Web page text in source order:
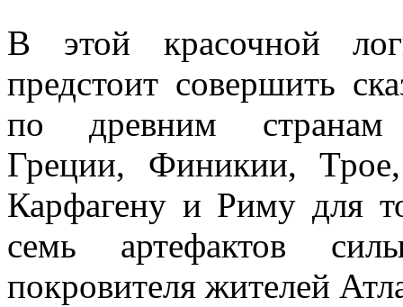
В этой красочной
предстоит совершить
по древним странам
Греции, Финикии,
Карфагену и Риму для
семь артефактов
покровителя жителей